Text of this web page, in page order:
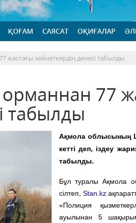
ҚОҒАМ САЯСАТ ОҚИҒАЛАР
зейнеткердің денесі табылды
77
табылды
Ақмола облысының
кетті деп, іздеу
табылды.
Бұл туралы Ақмола
сілтеп, Stan.kz
«Полиция
ауылынан 5